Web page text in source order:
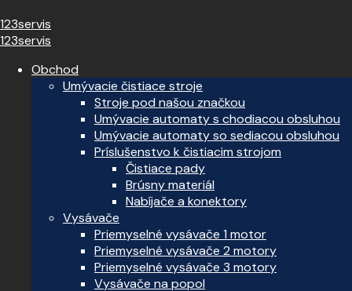
123servis
123servis
Obchod
Umývacie čistiace stroje
Stroje pod našou značkou
Umývacie automaty s chodiacou obsluhou
Umývacie automaty so sediacou obsluhou
Príslušenstvo k čistiacim strojom
Čistiace pady
Brúsny materiál
Nabíjače a konektory
Vysávače
Priemyselné vysávače 1 motor
Priemyselné vysávače 2 motory
Priemyselné vysávače 3 motory
Vysávače na popol